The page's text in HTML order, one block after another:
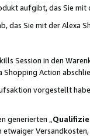
aufgibt, das Sie mit
das Sie mit der Alexa
Session in den
Shopping Action
vorgestellt
generierten „